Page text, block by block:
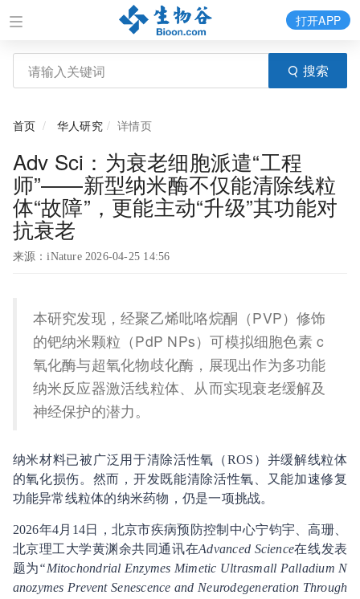
搜索
打开APP
首页 华人研究 详情页
Adv Sci：为衰老细胞派遣“工程
师”——新型纳米酶不仅能清除线粒
体“故障”，更能主动“升级”其功能对
抗衰老
来源：iNature 2026-04-25 14:56
本研究发现，经聚乙烯吡咯烷酮（PVP）修饰
的钯纳米颗粒（PdP NPs）可模拟细胞色素 c
氧化酶与超氧化物歧化酶，展现出作为多功能
纳米反应器激活线粒体、从而实现衰老缓解及
神经保护的潜力。
纳米材料已被广泛用于清除活性氧（ROS）并缓解线粒体
的氧化损伤。然而，开发既能清除活性氧、又能加速修复
功能异常线粒体的纳米药物，仍是一项挑战。
2026年4月14日，北京市疾病预防控制中心宁钧宇、高珊、
北京理工大学黄渊余共同通讯在Advanced Science在线发表
题为“Mitochondrial Enzymes Mimetic Ultrasmall Palladium N
anozymes Prevent Senescence and Neurodegeneration Through